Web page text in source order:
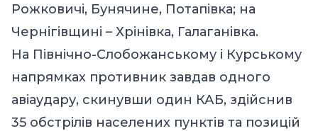
Рожковичі, Бунячине, Потапівка; на
Чернігівщині – Хрінівка, Галаганівка.
На Північно-Слобожанському і Курському
напрямках противник завдав одного
авіаудару, скинувши один КАБ, здійснив
35 обстрілів населених пунктів та позицій